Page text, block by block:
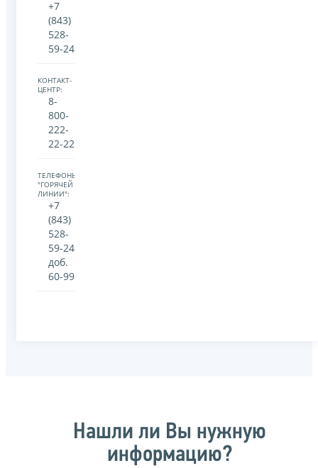
+7
(843)
528-
59-24
КОНТАКТ-
ЦЕНТР:
8-
800-
222-
22-22
ТЕЛЕФОНЫ
"ГОРЯЧЕЙ
ЛИНИИ":
+7
(843)
528-
59-24
доб.
60-99
Нашли ли Вы нужную
информацию?